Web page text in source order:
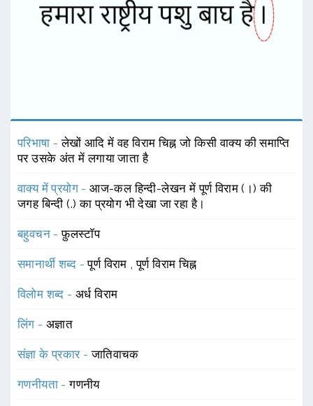
परिभाषा -लेखों आदि में वह विराम चिह्न जो किसी वाक्य की समाप्ति
पर उसके अंत में लगाया जाता है
वाक्य में प्रयोग -आज-कल हिन्दी-लेखन में पूर्ण विराम (।) की
जगह बिन्दी (.) का प्रयोग भी देखा जा रहा है।
बहुवचन -फ़ुलस्टाॅप
समानार्थी शब्द -पूर्ण विराम ,पूर्ण विराम चिह्न
विलोम शब्द - अर्ध विराम
लिंग - अज्ञात
संज्ञा के प्रकार -जातिवाचक
गणनीयता -गणनीय